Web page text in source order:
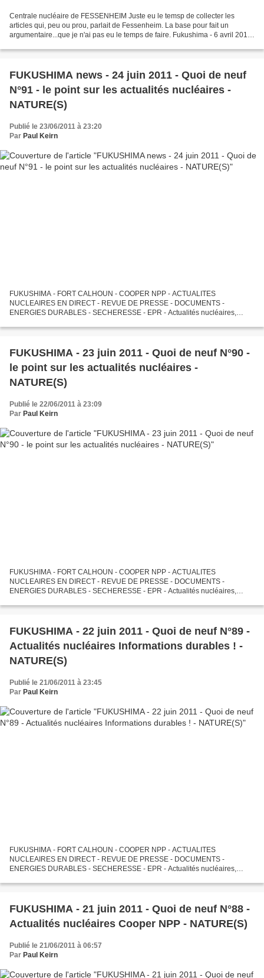
Centrale nucléaire de FESSENHEIM Juste eu le temsp de collecter les
articles qui, peu ou prou, parlait de Fessenheim. La base pour fait un
argumentaire...que je n'ai pas eu le temps de faire. Fukushima - 6 avril 2011
FUKUSHIMA news - 24 juin 2011 - Quoi de neuf
N°91 - le point sur les actualités nucléaires -
NATURE(S)
Publié le 23/06/2011 à 23:20
Par Paul Keirn
FUKUSHIMA - FORT CALHOUN - COOPER NPP - ACTUALITES
NUCLEAIRES EN DIRECT - REVUE DE PRESSE - DOCUMENTS -
ENERGIES DURABLES - SECHERESSE - EPR - Actualités nucléaires,
Cooper et sur l'"après-Fukushima",...
FUKUSHIMA - 23 juin 2011 - Quoi de neuf N°90 -
le point sur les actualités nucléaires -
NATURE(S)
Publié le 22/06/2011 à 23:09
Par Paul Keirn
FUKUSHIMA - FORT CALHOUN - COOPER NPP - ACTUALITES
NUCLEAIRES EN DIRECT - REVUE DE PRESSE - DOCUMENTS -
ENERGIES DURABLES - SECHERESSE - EPR - Actualités nucléaires,
Cooper et sur l'"après-Fukushima",...
FUKUSHIMA - 22 juin 2011 - Quoi de neuf N°89 -
Actualités nucléaires Informations durables ! -
NATURE(S)
Publié le 21/06/2011 à 23:45
Par Paul Keirn
FUKUSHIMA - FORT CALHOUN - COOPER NPP - ACTUALITES
NUCLEAIRES EN DIRECT - REVUE DE PRESSE - DOCUMENTS -
ENERGIES DURABLES - SECHERESSE - EPR - Actualités nucléaires,
Cooper et sur l'"après-Fukushima",...
FUKUSHIMA - 21 juin 2011 - Quoi de neuf N°88 -
Actualités nucléaires Cooper NPP - NATURE(S)
Publié le 21/06/2011 à 06:57
Par Paul Keirn